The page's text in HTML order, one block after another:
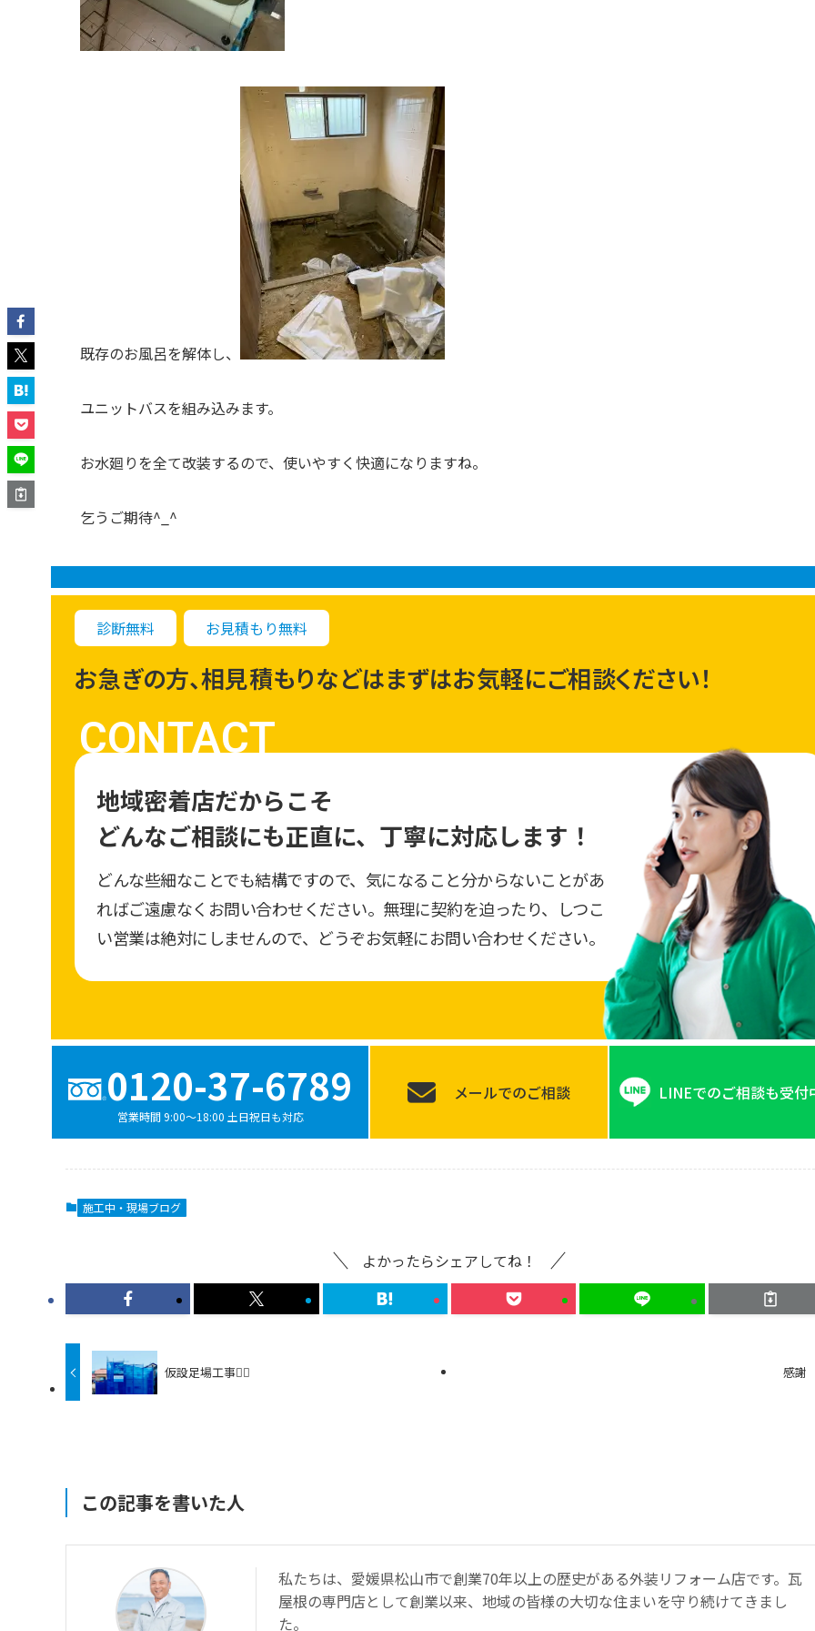
既存のお風呂を解体し、
ユニットバスを組み込みます。
お水廻りを全て改装するので、使いやすく快適になりますね。
乞うご期待^_^
診断無料 お見積もり無料
お急ぎの方、相見積もりなどはまずはお気軽にご相談ください！
CONTACT
地域密着店だからこそ
どんなご相談にも正直に、 丁寧に対応します！
どんな些細なことでも結構ですので、気になること分からないことがあ
ればご遠慮なくお問い合わせください。無理に契約を迫ったり、しつこ
い営業は絶対にしませんので、どうぞお気軽にお問い合わせください。
0120-37-6789
営業時間 9:00〜18:00 土日祝日も対応
メールでのご相談 LINEでのご相談も受付
施工中・現場ブログ
よかったらシェアしてね！
仮設足場工事👷‍♂️ 感謝
この記事を書いた人
私たちは、愛媛県松山市で創業70年以上の歴史がある外装リフォーム店です。瓦
屋根の専門店として創業以来、地域の皆様の大切な住まいを守り続けてきまし
た。